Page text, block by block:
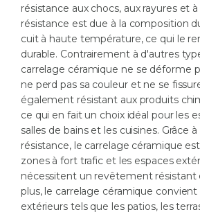
résistance aux chocs, aux rayures et
résistance est due à la composition
cuit à haute température, ce qui le
durable. Contrairement à d'autres
carrelage céramique ne se déforme
ne perd pas sa couleur et ne se
également résistant aux produits
ce qui en fait un choix idéal pour les
salles de bains et les cuisines. Grâce
résistance, le carrelage céramique
zones à fort trafic et les espaces
nécessitent un revêtement résistant
plus, le carrelage céramique convient
extérieurs tels que les patios, les